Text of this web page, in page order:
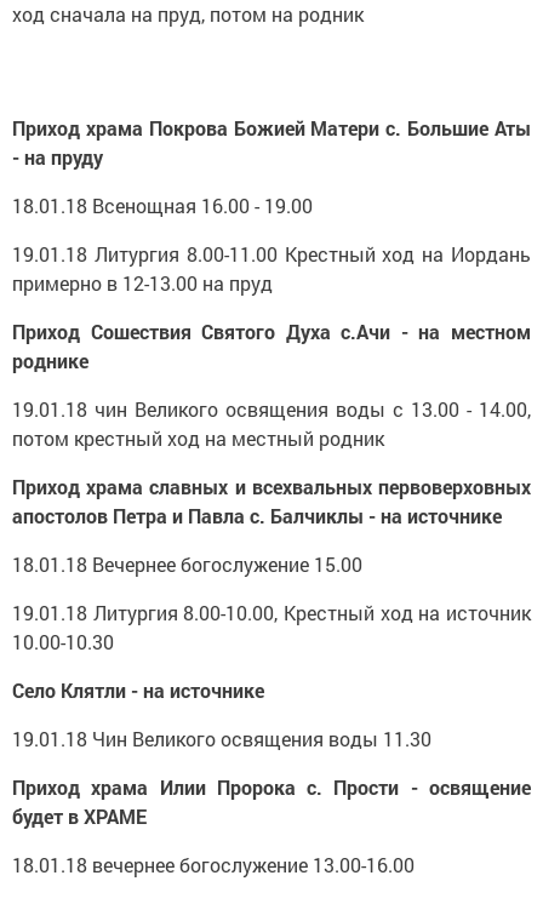
ход сначала на пруд, потом на родник
Приход храма Покрова Божией Матери с. Большие Аты
- на пруду
18.01.18 Всенощная 16.00 - 19.00
19.01.18 Литургия 8.00-11.00 Крестный ход на Иордань
примерно в 12-13.00 на пруд
Приход Сошествия Святого Духа с.Ачи - на местном
роднике
19.01.18 чин Великого освящения воды с 13.00 - 14.00,
потом крестный ход на местный родник
Приход храма славных и всехвальных первоверховных
апостолов Петра и Павла с. Балчиклы - на источнике
18.01.18 Вечернее богослужение 15.00
19.01.18 Литургия 8.00-10.00, Крестный ход на источник
10.00-10.30
Село Клятли - на источнике
19.01.18 Чин Великого освящения воды 11.30
Приход храма Илии Пророка с. Прости - освящение
будет в ХРАМЕ
18.01.18 вечернее богослужение 13.00-16.00